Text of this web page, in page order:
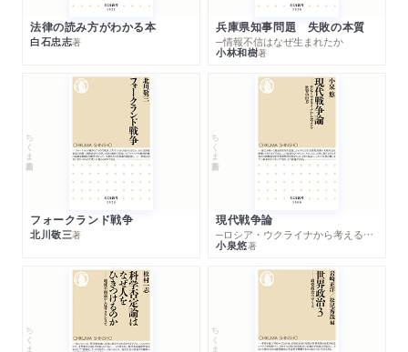
法律の読み方がわかる本
白石忠志著
兵庫県知事問題 失敗の本質
─情報不信はなぜ生まれたか
小林和樹著
ちくま新書
フォークランド戦争
北川敬三著
ちくま新書
現代戦争論
─ロシア・ウクライナから考える世界の行方
小泉悠著
ちくま新書 ちくま新書